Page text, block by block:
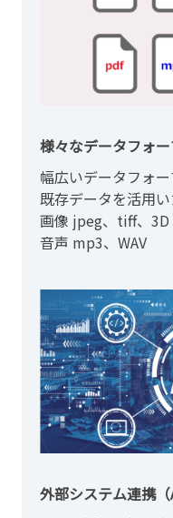
様々なデータフォ
幅広いデータフォ
既存データを活用い
画像 jpeg、tiff、3D
音声 mp3、WAV
外部システム連携（